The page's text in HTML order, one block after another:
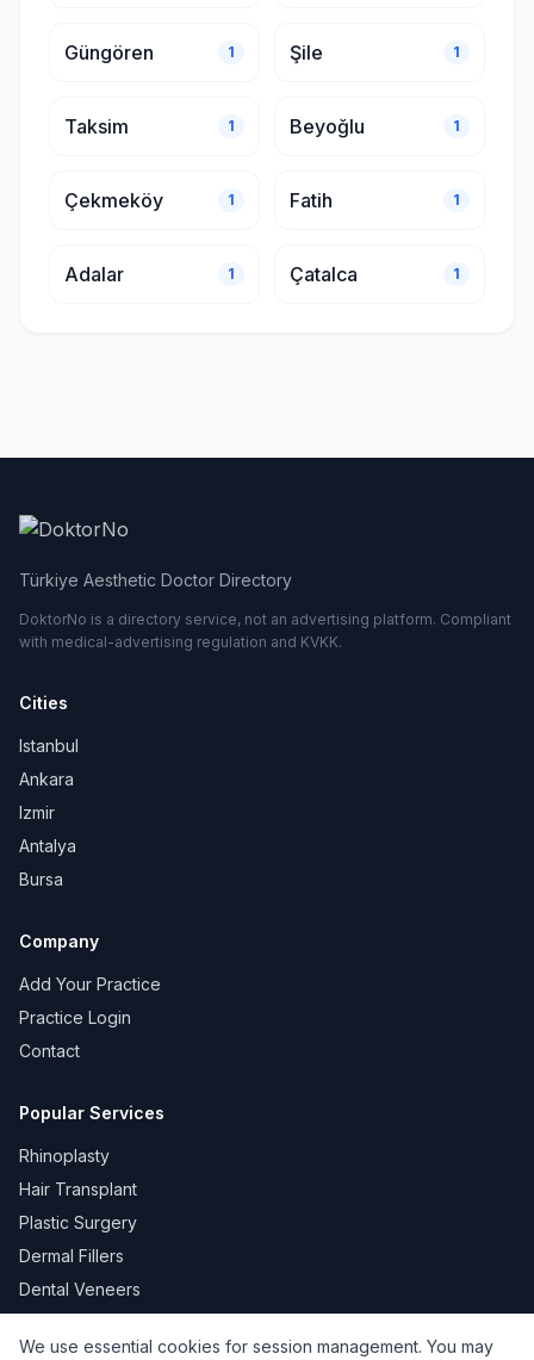
Güngören 1 Şile 1
Taksim 1 Beyoğlu 1
Çekmeköy 1 Fatih 1
Adalar 1 Çatalca 1
Türkiye Aesthetic Doctor Directory
DoktorNo is a directory service, not an advertising platform. Compliant
with medical-advertising regulation and KVKK.
Cities
Istanbul
Ankara
Izmir
Antalya
Bursa
Company
Add Your Practice
Practice Login
Contact
Popular Services
Rhinoplasty
Hair Transplant
Plastic Surgery
Dermal Fillers
Dental Veneers
We use essential cookies for session management. You may